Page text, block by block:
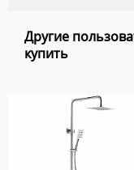
Другие
купить